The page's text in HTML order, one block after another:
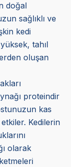
doğal
sağlıklı ve
kedi
tahıl
oluşan
proteindir
kas
Kedilerin
olarak